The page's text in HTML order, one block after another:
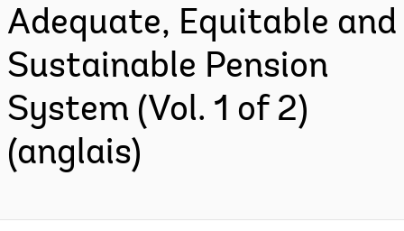
Adequate, Equitable and
Sustainable Pension
System (Vol. 1 of 2)
(anglais)